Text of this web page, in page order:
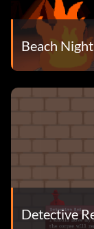
Beach
Detective